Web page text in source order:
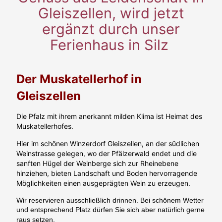
Gleiszellen, wird jetzt
ergänzt durch unser
Ferienhaus in Silz
Der Muskatellerhof in
Gleiszellen
Die Pfalz mit ihrem anerkannt milden Klima ist Heimat des
Muskatellerhofes.
Hier im schönen Winzerdorf Gleiszellen, an der südlichen
Weinstrasse gelegen, wo der Pfälzerwald endet und die
sanften Hügel der Weinberge sich zur Rheinebene
hinziehen, bieten Landschaft und Boden hervorragende
Möglichkeiten einen ausgeprägten Wein zu erzeugen.
Wir reservieren ausschließlich drinnen. Bei schönem Wetter
und entsprechend Platz dürfen Sie sich aber natürlich gerne
raus setzen.